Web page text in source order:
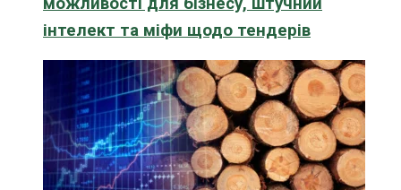
інтелект та міфи щодо тендерів